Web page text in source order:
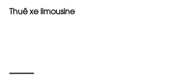
Thuê xe limousine